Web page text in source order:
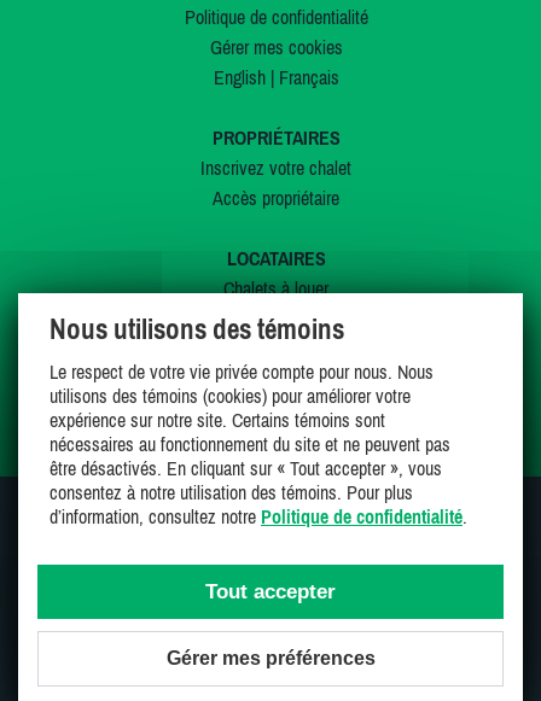
Politique de confidentialité
Gérer mes cookies
English| Français
PROPRIÉTAIRES
Inscrivez votre chalet
Accès propriétaire
LOCATAIRES
Chalets à louer
Chalets à vendre
Offres spéciales
Mes favoris
SUIVEZ-NOUS SUR
Une entreprise 100% canadienne et fière de l'être
Nous utilisons des témoins
Le respect de votre vie privée compte pour nous. Nous
utilisons des témoins (cookies) pour améliorer votre
expérience sur notre site. Certains témoins sont
nécessaires au fonctionnement du site et ne peuvent pas
être désactivés. En cliquant sur « Tout accepter », vous
consentez à notre utilisation des témoins. Pour plus
d’information, consultez notre Politique de confidentialité.
Tout accepter
Gérer mes préférences